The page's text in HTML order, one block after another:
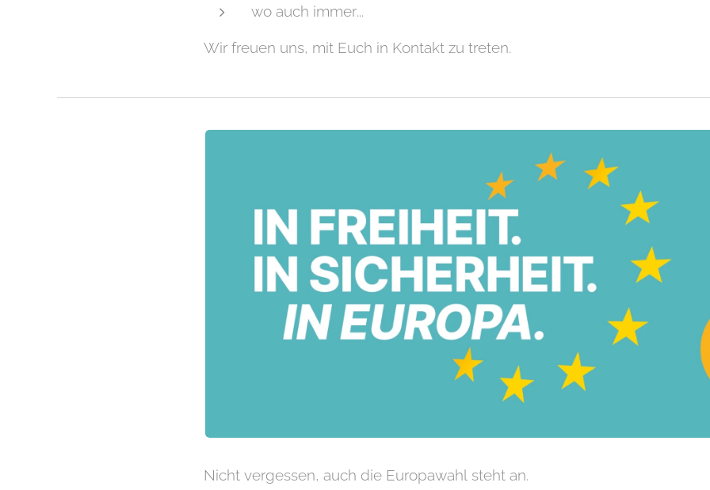
wo auch immer...
Wir freuen uns, mit Euch in Kontakt zu treten.
Nicht vergessen, auch die Europawahl steht an.